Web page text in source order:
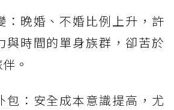
：晚婚、不婚比例上升，許
與時間的單身族群，卻苦於
。
包：安全成本意識提高，尤